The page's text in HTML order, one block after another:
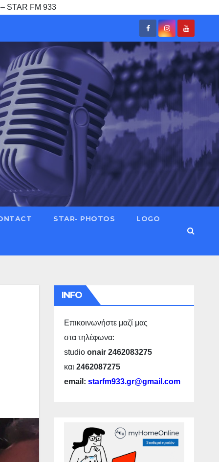
– STAR FM 933
STAR- PHOTOS LOGO
INFO
Επικοινωνήστε μαζί μας
στα τηλέφωνα:
studio onair 2462083275
και 2462087275
email: starfm933.gr@gmail.com